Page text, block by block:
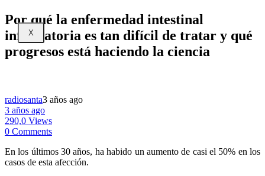
X
Por qué la enfermedad intestinal
inflamatoria es tan difícil de tratar y qué
progresos está haciendo la ciencia
radiosanta3 años ago
3 años ago
290,0 Views
0 Comments
En los últimos 30 años, ha habido un aumento de casi el 50% en los
casos de esta afección.